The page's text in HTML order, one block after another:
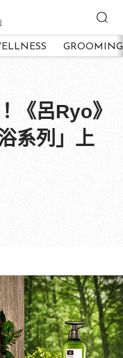
GROOMING
《呂Ryo》
系列」上